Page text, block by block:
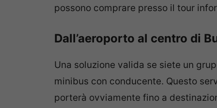
possono comprare presso il tour
Dall’aeroporto al centro di
Una soluzione valida se siete un
minibus con conducente. Questo
porterà ovviamente fino a